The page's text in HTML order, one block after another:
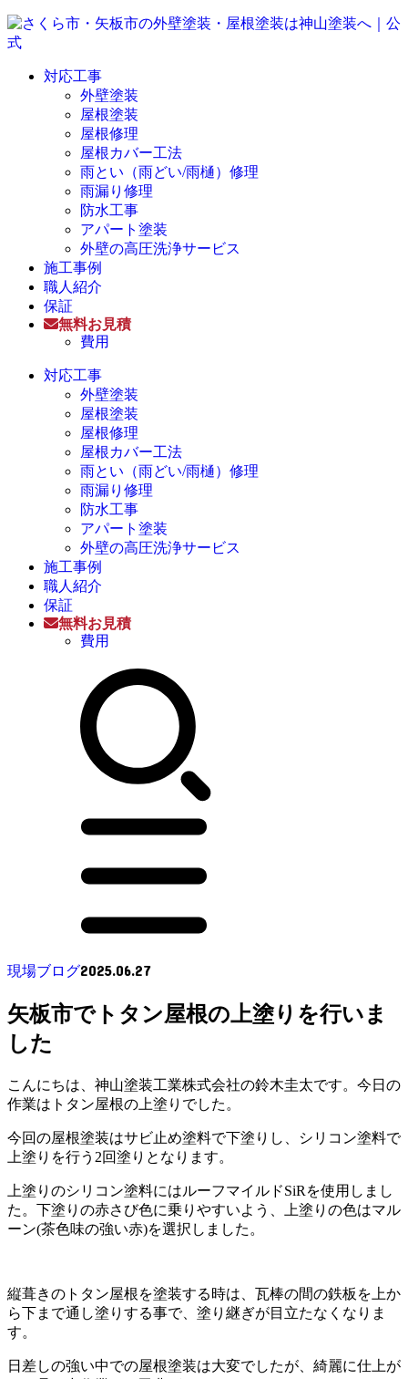
対応工事
外壁塗装
屋根塗装
屋根修理
屋根カバー工法
雨とい（雨どい/雨樋）修理
雨漏り修理
防水工事
アパート塗装
外壁の高圧洗浄サービス
施工事例
職人紹介
保証
無料お見積
費用
対応工事
外壁塗装
屋根塗装
屋根修理
屋根カバー工法
雨とい（雨どい/雨樋）修理
雨漏り修理
防水工事
アパート塗装
外壁の高圧洗浄サービス
施工事例
職人紹介
保証
無料お見積
費用
現場ブログ2025.06.27
矢板市でトタン屋根の上塗りを行いま
した
こんにちは、神山塗装工業株式会社の鈴木圭太です。今日の
作業はトタン屋根の上塗りでした。
今回の屋根塗装はサビ止め塗料で下塗りし、シリコン塗料で
上塗りを行う2回塗りとなります。
上塗りのシリコン塗料にはルーフマイルドSiRを使用しまし
た。下塗りの赤さび色に乗りやすいよう、上塗りの色はマル
ーン(茶色味の強い赤)を選択しました。
縦葺きのトタン屋根を塗装する時は、瓦棒の間の鉄板を上か
ら下まで通し塗りする事で、塗り継ぎが目立たなくなりま
す。
日差しの強い中での屋根塗装は大変でしたが、綺麗に仕上が